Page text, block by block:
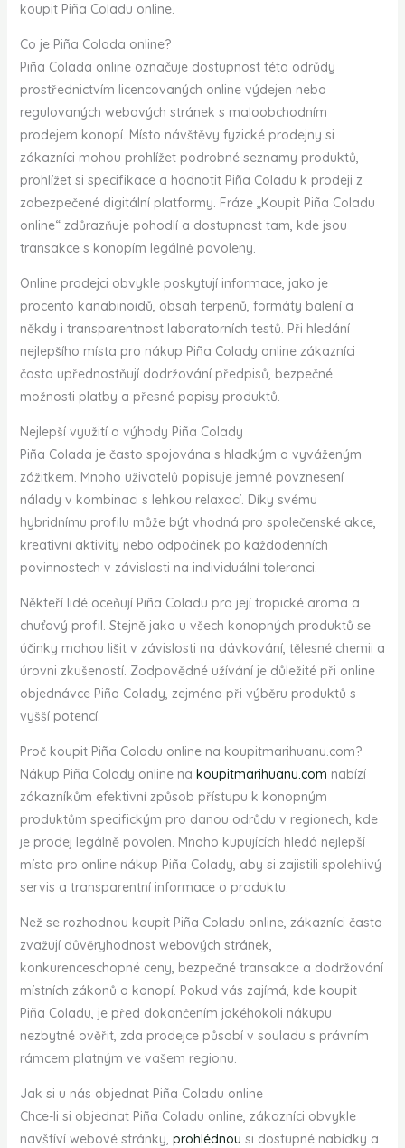
koupit Piña Coladu online.
Co je Piña Colada online?
Piña Colada online označuje dostupnost této odrůdy
prostřednictvím licencovaných online výdejen nebo
regulovaných webových stránek s maloobchodním
prodejem konopí. Místo návštěvy fyzické prodejny si
zákazníci mohou prohlížet podrobné seznamy produktů,
prohlížet si specifikace a hodnotit Piña Coladu k prodeji z
zabezpečené digitální platformy. Fráze „Koupit Piña Coladu
online“ zdůrazňuje pohodlí a dostupnost tam, kde jsou
transakce s konopím legálně povoleny.
Online prodejci obvykle poskytují informace, jako je
procento kanabinoidů, obsah terpenů, formáty balení a
někdy i transparentnost laboratorních testů. Při hledání
nejlepšího místa pro nákup Piña Colady online zákazníci
často upřednostňují dodržování předpisů, bezpečné
možnosti platby a přesné popisy produktů.
Nejlepší využití a výhody Piña Colady
Piña Colada je často spojována s hladkým a vyváženým
zážitkem. Mnoho uživatelů popisuje jemné povznesení
nálady v kombinaci s lehkou relaxací. Díky svému
hybridnímu profilu může být vhodná pro společenské akce,
kreativní aktivity nebo odpočinek po každodenních
povinnostech v závislosti na individuální toleranci.
Někteří lidé oceňují Piña Coladu pro její tropické aroma a
chuťový profil. Stejně jako u všech konopných produktů se
účinky mohou lišit v závislosti na dávkování, tělesné chemii a
úrovni zkušeností. Zodpovědné užívání je důležité při online
objednávce Piña Colady, zejména při výběru produktů s
vyšší potencí.
Proč koupit Piña Coladu online na koupitmarihuanu.com?
Nákup Piña Colady online na koupitmarihuanu.com nabízí
zákazníkům efektivní způsob přístupu k konopným
produktům specifickým pro danou odrůdu v ​​regionech, kde
je prodej legálně povolen. Mnoho kupujících hledá nejlepší
místo pro online nákup Piña Colady, aby si zajistili spolehlivý
servis a transparentní informace o produktu.
Než se rozhodnou koupit Piña Coladu online, zákazníci často
zvažují důvěryhodnost webových stránek,
konkurenceschopné ceny, bezpečné transakce a dodržování
místních zákonů o konopí. Pokud vás zajímá, kde koupit
Piña Coladu, je před dokončením jakéhokoli nákupu
nezbytné ověřit, zda prodejce působí v souladu s právním
rámcem platným ve vašem regionu.
Jak si u nás objednat Piña Coladu online
Chce-li si objednat Piña Coladu online, zákazníci obvykle
navštíví webové stránky, prohlédnou si dostupné nabídky a